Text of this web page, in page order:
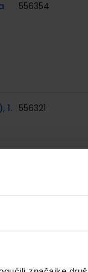
556354
1. 556321